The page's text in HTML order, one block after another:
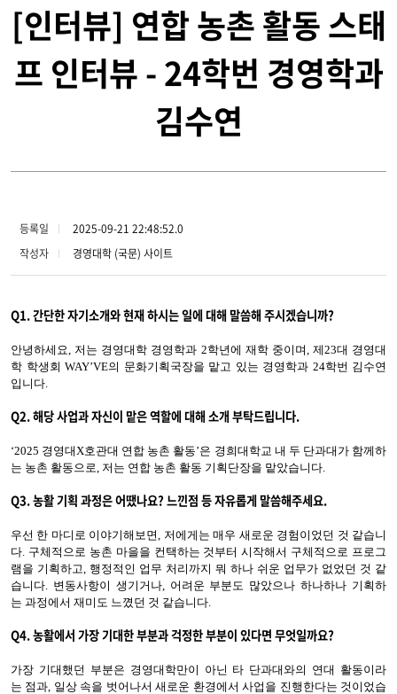
[인터뷰] 연합 농촌 활동 스태
프 인터뷰 - 24학번 경영학과
김수연
등록일
2025-09-21 22:48:52.0
작성자
경영대학 (국문) 사이트
Q1. 간단한 자기소개와 현재 하시는 일에 대해 말씀해 주시겠습니까?
안녕하세요, 저는 경영대학 경영학과 2학년에 재학 중이며, 제23대 경영대
학 학생회 WAY’VE의 문화기획국장을 맡고 있는 경영학과 24학번 김수연
입니다.
Q2.해당 사업과 자신이 맡은 역할에 대해 소개 부탁드립니다.
‘2025 경영대X호관대 연합 농촌 활동’은 경희대학교 내 두 단과대가 함께하
는 농촌 활동으로, 저는 연합 농촌 활동 기획단장을 맡았습니다.
Q3.농활 기획 과정은 어땠나요? 느낀점 등 자유롭게 말씀해주세요.
우선 한 마디로 이야기해보면, 저에게는 매우 새로운 경험이었던 것 같습니
다. 구체적으로 농촌 마을을 컨택하는 것부터 시작해서 구체적으로 프로그
램을 기획하고, 행정적인 업무 처리까지 뭐 하나 쉬운 업무가 없었던 것 같
습니다. 변동사항이 생기거나, 어려운 부분도 많았으나 하나하나 기획하
는 과정에서 재미도 느꼈던 것 같습니다.
Q4.농활에서 가장 기대한 부분과 걱정한 부분이 있다면 무엇일까요?
가장 기대했던 부분은 경영대학만이 아닌 타 단과대와의 연대 활동이라
는 점과, 일상 속을 벗어나서 새로운 환경에서 사업을 진행한다는 것이었습